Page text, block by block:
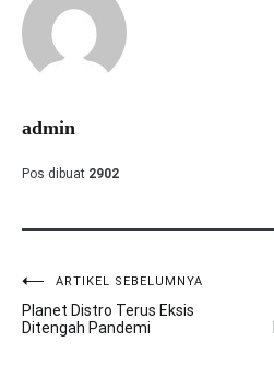
admin
Pos dibuat 2902
Navigasi
pos
ARTIKEL SEBELUMNYA
Planet Distro Terus Eksis
Ditengah Pandemi